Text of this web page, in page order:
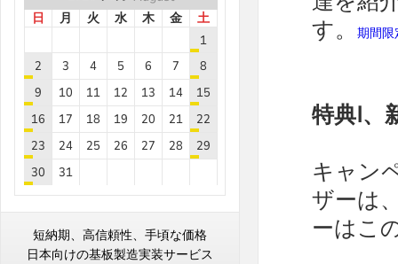
日
月 火 水 木 金
土
1
2
3 4 5 6 7
8
9
10 11 12 13 14
15
16
17 18 19 20 21
22
23
24 25 26 27 28
29
30
31
2026年9月
1
2 3 4
5
2026年8月 August
日
月 火 水 木 金
土
1
短納期、高信頼性、手頃な価格
日本向けの基板製造実装サービス
5
B8***8A
8.6
10
B8***8A
8.6
5
B8***8A
8.6
100
B8***8A
8.6
5
B8***8A
8.6
10
B8***8A
8.6
50
B8***8A
8.6
5
す。
期間
特典I、
キャン
ザーは
ーはこ